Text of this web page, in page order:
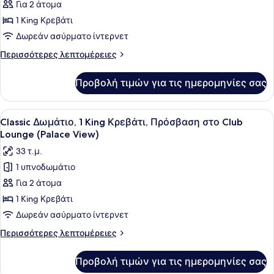
για
Premium
Δωμάτιο,
King
Για 2 άτομα
1 King Κρεβάτι
Δωρεάν ασύρματο ίντερνετ
Περισσότερες λεπτομέρειες
Περισσότερες
Δωμάτιο,
King
Κρεβάτι
Προβολή τιμών για τις ημερομηνίες σας
Προβολή
όλων
των
φωτογραφιών
για
Classic
Δωμάτιο,
1
King
Κρεβάτι,
στο
Ένα δωμάτιο ξενοδοχείου με ένα
7
Classic Δωμάτιο, 1 King Κρεβάτι, Πρόσβαση στο Club
Lounge (Palace View)
33 τ.μ.
1 υπνοδωμάτιο
Για 2 άτομα
1 King Κρεβάτι
Δωρεάν ασύρματο ίντερνετ
Περισσότερες λεπτομέρειες
Περισσότερες
Προβολή τιμών για τις ημερομηνίες σας